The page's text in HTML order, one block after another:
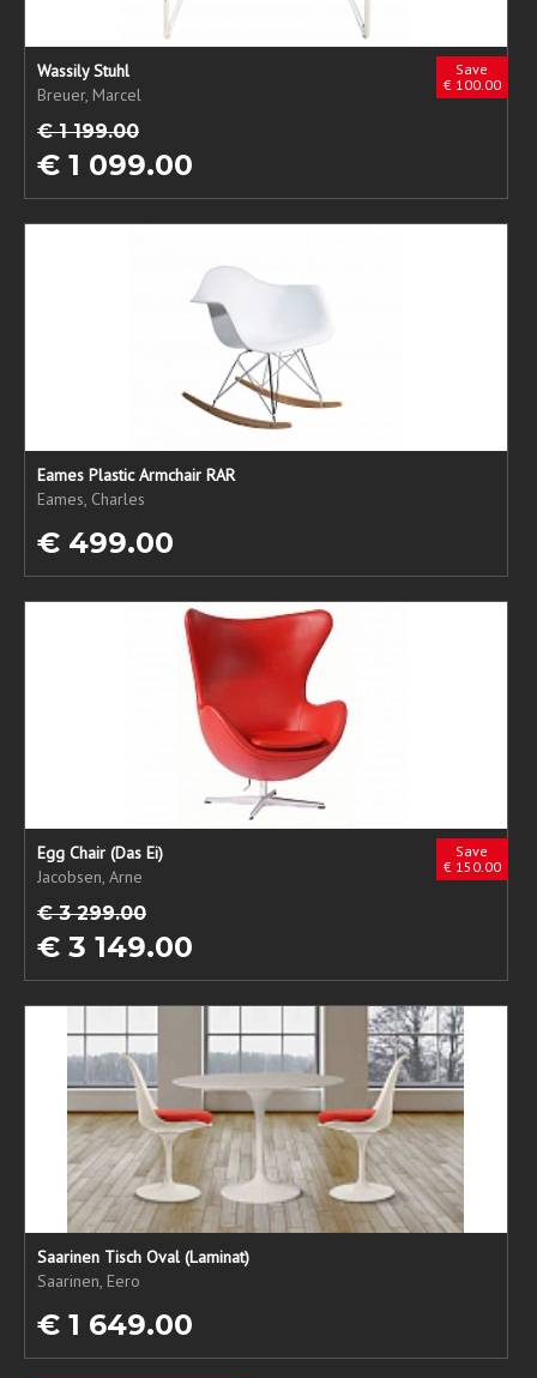
Save
€ 100.00
Wassily Stuhl
Breuer, Marcel
€ 1 199.00
€ 1 099.00
Eames Plastic Armchair RAR
Eames, Charles
€ 499.00
Save
€ 150.00
Egg Chair (Das Ei)
Jacobsen, Arne
€ 3 299.00
€ 3 149.00
Saarinen Tisch Oval (Laminat)
Saarinen, Eero
€ 1 649.00